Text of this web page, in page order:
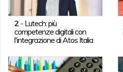
2- Lutech: più
competenze digitali con
l'integrazione di Atos Italia